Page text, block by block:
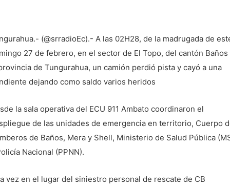
(@srradioEc).- A las 02H28, de la madrugada de
27 de febrero, en el sector de El Topo, del cantón Baños
de Tungurahua, un camión perdió pista y cayó a una
dejando como saldo varios heridos
la sala operativa del ECU 911 Ambato coordinaron el
de las unidades de emergencia en territorio, Cuerpo
de Baños, Mera y Shell, Ministerio de Salud Pública
Nacional (PPNN).
vez en el lugar del siniestro personal de rescate de CB